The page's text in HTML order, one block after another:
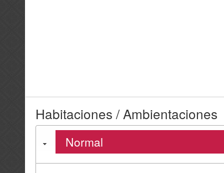
Habitaciones / Ambientaciones
Normal